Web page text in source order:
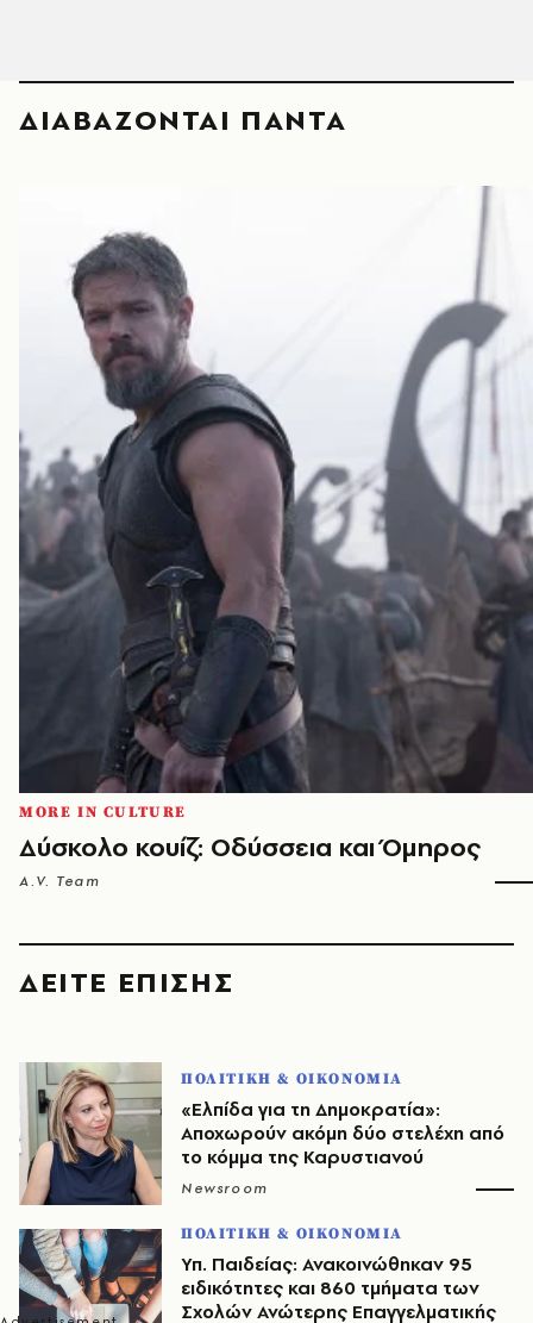
ΔΙΑΒΑΖΟΝΤΑΙ ΠΑΝΤΑ
MORE IN CULTURE
Δύσκολο κουίζ: Οδύσσεια και Όμηρος
A.V. Team
ΔΕΙΤΕ ΕΠΙΣΗΣ
ΠΟΛΙΤΙΚΗ & ΟΙΚΟΝΟΜΙΑ
«Ελπίδα για τη Δημοκρατία»:
Αποχωρούν ακόμη δύο στελέχη από
το κόμμα της Καρυστιανού
Newsroom
ΠΟΛΙΤΙΚΗ & ΟΙΚΟΝΟΜΙΑ
Υπ. Παιδείας: Ανακοινώθηκαν 95
ειδικότητες και 860 τμήματα των
Σχολών Ανώτερης Επαγγελματικής